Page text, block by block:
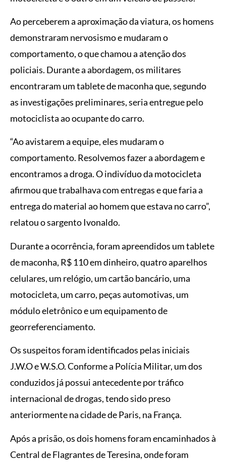
Ao perceberem a aproximação da viatura, os homens
demonstraram nervosismo e mudaram o
comportamento, o que chamou a atenção dos
policiais. Durante a abordagem, os militares
encontraram um tablete de maconha que, segundo
as investigações preliminares, seria entregue pelo
motociclista ao ocupante do carro.
“Ao avistarem a equipe, eles mudaram o
comportamento. Resolvemos fazer a abordagem e
encontramos a droga. O indivíduo da motocicleta
afirmou que trabalhava com entregas e que faria a
entrega do material ao homem que estava no carro”,
relatou o sargento Ivonaldo.
Durante a ocorrência, foram apreendidos um tablete
de maconha, R$ 110 em dinheiro, quatro aparelhos
celulares, um relógio, um cartão bancário, uma
motocicleta, um carro, peças automotivas, um
módulo eletrônico e um equipamento de
georreferenciamento.
Os suspeitos foram identificados pelas iniciais
J.W.O e W.S.O. Conforme a Polícia Militar, um dos
conduzidos já possui antecedente por tráfico
internacional de drogas, tendo sido preso
anteriormente na cidade de Paris, na França.
Após a prisão, os dois homens foram encaminhados à
Central de Flagrantes de Teresina, onde foram